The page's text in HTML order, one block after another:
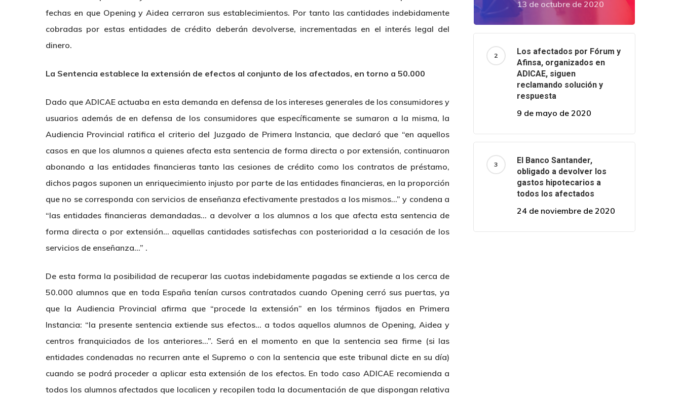
fechas en que Opening y Aidea cerraron sus establecimientos. Por tanto las cantidades indebidamente
cobradas por estas entidades de crédito deberán devolverse, incrementadas en el interés legal del
dinero.
La Sentencia establece la extensión de efectos al conjunto de los afectados, en torno a 50.000
Dado que ADICAE actuaba en esta demanda en defensa de los intereses generales de los consumidores y
usuarios además de en defensa de los consumidores que específicamente se sumaron a la misma, la
Audiencia Provincial ratifica el criterio del Juzgado de Primera Instancia, que declaró que “en aquellos
casos en que los alumnos a quienes afecta esta sentencia de forma directa o por extensión, continuaron
abonando a las entidades financieras tanto las cesiones de crédito como los contratos de préstamo,
dichos pagos suponen un enriquecimiento injusto por parte de las entidades financieras, en la proporción
que no se corresponda con servicios de enseñanza efectivamente prestados a los mismos…” y condena a
“las entidades financieras demandadas… a devolver a los alumnos a los que afecta esta sentencia de
forma directa o por extensión… aquellas cantidades satisfechas con posterioridad a la cesación de los
servicios de enseñanza…” .
De esta forma la posibilidad de recuperar las cuotas indebidamente pagadas se extiende a los cerca de
50.000 alumnos que en toda España tenían cursos contratados cuando Opening cerró sus puertas, ya
que la Audiencia Provincial afirma que “procede la extensión” en los términos fijados en Primera
Instancia: “la presente sentencia extiende sus efectos… a todos aquellos alumnos de Opening, Aidea y
centros franquiciados de los anteriores…”. Será en el momento en que la sentencia sea firme (si las
entidades condenadas no recurren ante el Supremo o con la sentencia que este tribunal dicte en su día)
cuando se podrá proceder a aplicar esta extensión de los efectos. En todo caso ADICAE recomienda a
todos los alumnos afectados que localicen y recopilen toda la documentación de que dispongan relativa
13 de octubre de 2020
Los afectados por Fórum y
Afinsa, organizados en
ADICAE, siguen
reclamando solución y
respuesta
9 de mayo de 2020
El Banco Santander,
obligado a devolver los
gastos hipotecarios a
todos los afectados
24 de noviembre de 2020